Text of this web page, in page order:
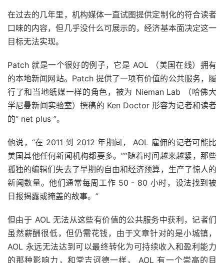
在过去的几年里，机构媒体一直试图提供定制化的符合读者
口味的内容，但几乎没什么可展示的，经济基本面决定这一
目标无法实现。
Patch 就是一个很好的例子，它是 AOL （美国在线）拥有
的本地新闻网站。Patch 提供了一项有价值的公共服务，履
行了和当地纸媒一样的角色，被为 Nieman Lab （哈佛大
学尼曼新闻实验室）撰稿的 Ken Doctor 形容为记者和读者
的“ net plus ”。
他说，“在 2011 到 2012 年期间， AOL 雇佣的记者可能比
美国其他任何新闻机构都要多。”“随着时间越来越紧，那些
孤独的编辑们失去了早期的自由和经济预算，生产了惊人的
新闻数量。他们通常每周工作 50 - 80 小时，设法找到被
日报揭露或掩盖的故事。”
但由于 AOL 无法从这些有价值的公共服务中获利，记者们
虽然薪酬很低，但仍需花钱，由于文章针对的是小城镇，
AOL 永远无法达到可以最终转化为可持续收入和盈利能力
的那种影响力，和堂吉诃德一样， AOL 有一个崇高的目